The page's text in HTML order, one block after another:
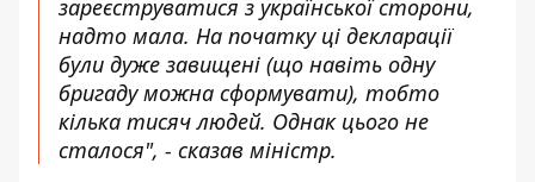
зареєструватися з української сторони,
надто мала. На початку ці декларації
були дуже завищені (що навіть одну
бригаду можна сформувати), тобто
кілька тисяч людей. Однак цього не
сталося", - сказав міністр.